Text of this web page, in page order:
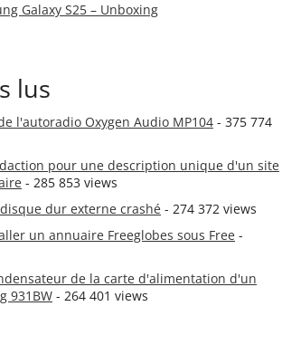
Galaxy S25 – Unboxing
lus
l'autoradio Oxygen Audio MP104 - 375 774
pour une description unique d'un site
- 285 853 views
dur externe crashé - 274 372 views
un annuaire Freeglobes sous Free -
de la carte d'alimentation d'un
931BW - 264 401 views